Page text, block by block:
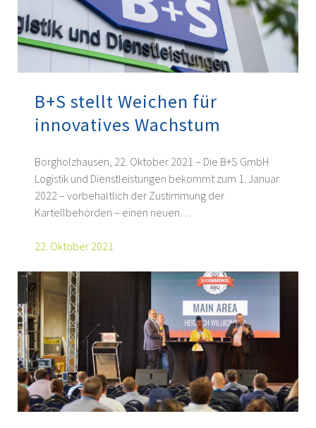
B+S stellt Weichen für
innovatives Wachstum
Borgholzhausen, 22. Oktober 2021 – Die B+S GmbH
Logistik und Dienstleistungen bekommt zum 1. Januar
2022 – vorbehaltlich der Zustimmung der
Kartellbehörden – einen neuen…
22. Oktober 2021